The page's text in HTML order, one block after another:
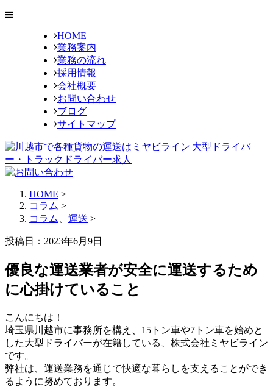
HOME
業務案内
業務の流れ
採用情報
会社概要
お問い合わせ
ブログ
サイトマップ
HOME >
コラム >
コラム
運送 >
投稿日：2023年6月9日
優良な運送業者が安全に運送するため
に心掛けていること
こんにちは！
埼玉県川越市に事務所を構え、15トン車や7トン車を始めと
した大型ドライバーが在籍している、株式会社ミヤビライン
です。
弊社は、運送業務を通じて快適な暮らしを支えることができ
るように努めております。